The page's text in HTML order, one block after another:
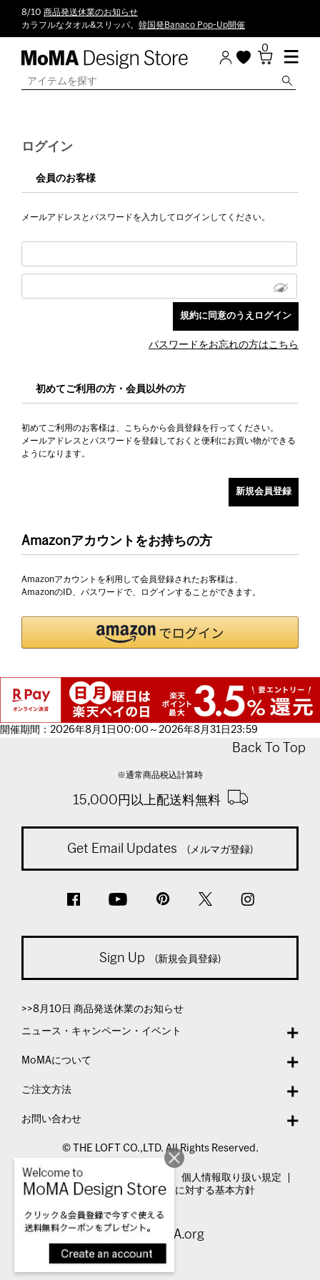
8/10 商品発送休業のお知らせ
カラフルなタオル&スリッパ。 韓国発Banaco Pop-Up開催
0
ログイン
会員のお客様
メールアドレスとパスワードを入力してログインしてください。
パスワードをお忘れの方はこちら
初めてご利用の方・会員以外の方
初めてご利用のお客様は、こちらから会員登録を行ってください。
メールアドレスとパスワードを登録しておくと便利にお買い物ができる
ようになります。
Amazonアカウントをお持ちの方
Amazonアカウントを利用して会員登録されたお客様は、
AmazonのID、パスワードで、ログインすることができます。
開催期間：2026年8月1日00:00～2026年8月31日23:59
Back To Top
※通常商品税込計算時
15,000円以上配送料無料
Get Email Updates (メルマガ登録)
Sign Up (新規会員登録)
>>8月10日 商品発送休業のお知らせ
ニュース・キャンペーン・イベント
MoMAについて
ご注文方法
お問い合わせ
© THE LOFT CO.,LTD. All Rights Reserved.
特定商取引法表示
個人情報取り扱い規定
カスタマーハラスメントに対する基本方針
Visit MoMA.org